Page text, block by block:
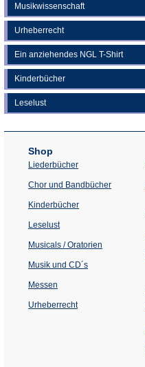
Musikwissenschaft
Urheberrecht
Ein anziehendes NGL T-Shirt
Kinderbücher
Leselust
Shop
Liederbücher
Chor und Bandbücher
Kinderbücher
Leselust
Musicals / Oratorien
Musik und CD´s
Messen
Urheberrecht